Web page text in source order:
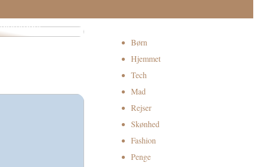
en professionel
Børn
Hjemmet
Tech
Mad
Rejser
Skønhed
Fashion
Penge